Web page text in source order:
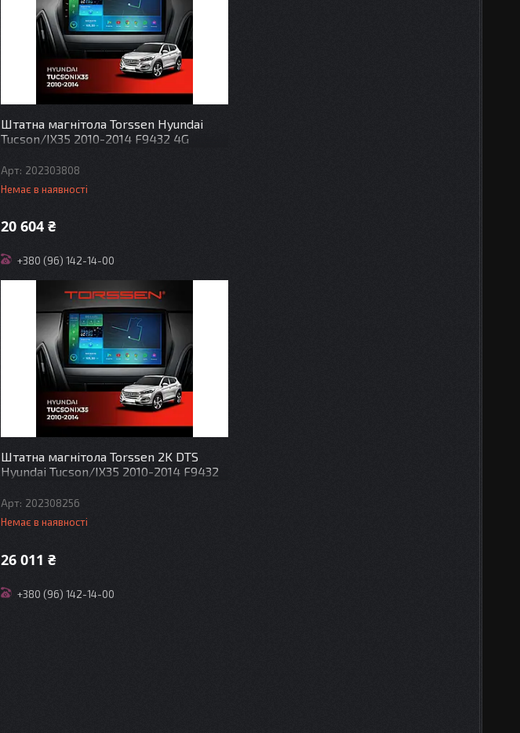
Штатна магнітола Torssen Hyundai
Tucson/IX35 2010-2014 F9432 4G
202303808
Немає в наявності
20 604 ₴
+380 (96) 142-14-00
Штатна магнітола Torssen 2K DTS
Hyundai Tucson/IX35 2010-2014 F9432
202308256
Немає в наявності
26 011 ₴
+380 (96) 142-14-00